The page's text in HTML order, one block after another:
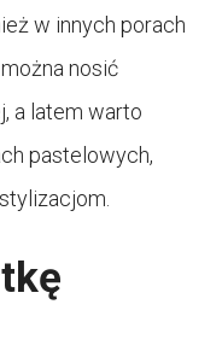
w innych porach
nosić
a latem warto
pastelowych,